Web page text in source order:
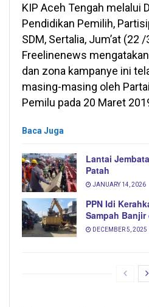
KIP Aceh Tengah melalui
Pendidikan Pemilih,
SDM, Sertalia, Jum’at (22
Freelinenews
dan zona kampanye ini
masing-masing oleh
Pemilu pada 20 Maret
Baca Juga
Lantai
Patah
JANUARY 14, 2026
PPN Idi
Sampah
DECEMBER 5, 2025